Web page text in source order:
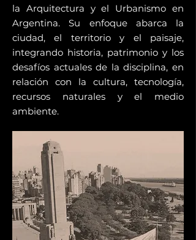
la Arquitectura y el Urbanismo en
Argentina. Su enfoque abarca la
ciudad, el territorio y el paisaje,
integrando historia, patrimonio y los
desafíos actuales de la disciplina, en
relación con la cultura, tecnología,
recursos naturales y el medio
ambiente.